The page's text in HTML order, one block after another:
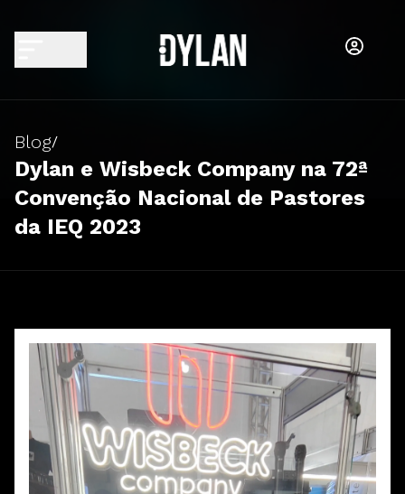
Blog/
Dylan e Wisbeck Company na 72ª
Convenção Nacional de Pastores
da IEQ 2023